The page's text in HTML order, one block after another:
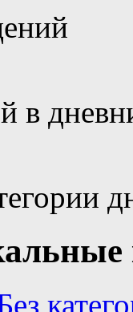
в